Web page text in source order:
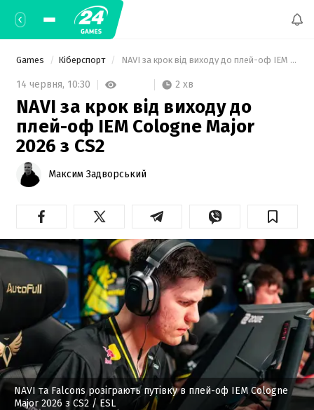
Games Кіберспорт NAVI за крок від виходу до плей-оф IEM Cologne Major 2026 з CS2
14 червня, 10:30 2 хв
NAVI за крок від виходу до
плей-оф IEM Cologne Major
2026 з CS2
Максим Задворський
NAVI та Falcons розіграють путівку в плей-оф IEM Cologne
Major 2026 з CS2 / ESL